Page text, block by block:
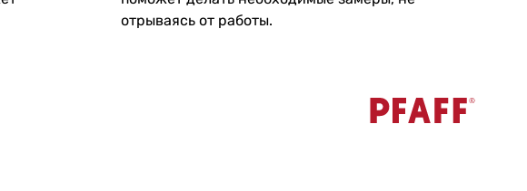
отрываясь от работы.